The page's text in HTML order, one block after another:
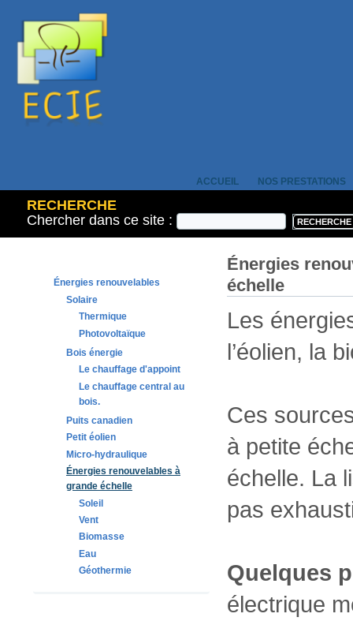
ACCUEIL NOS PRESTATIONS
RECHERCHE
Chercher dans ce site :
Énergies renouvelables
Solaire
Thermique
Photovoltaïque
Bois énergie
Le chauffage d'appoint
Le chauffage central au
bois.
Puits canadien
Petit éolien
Micro-hydraulique
Énergies renouvelables à
grande échelle
Soleil
Vent
Biomasse
Eau
Géothermie
Énergies
échelle
Les
l’éolien, la
Ces
à petite
échelle. La
pas
Quelques
électrique